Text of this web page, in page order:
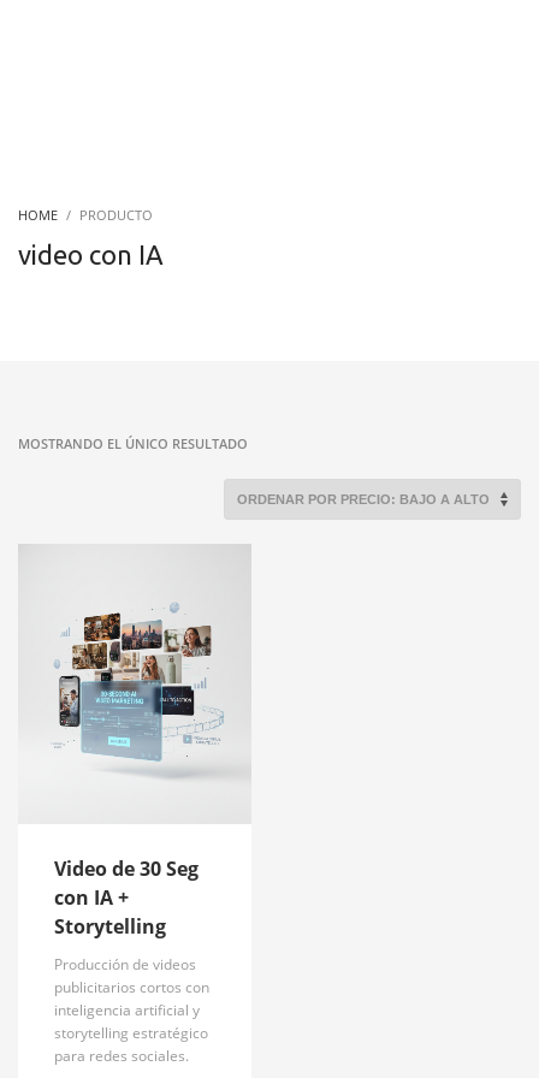
HOME PRODUCTO
video con IA
MOSTRANDO EL ÚNICO RESULTADO
Video de 30 Seg
con IA +
Storytelling
Producción de videos
publicitarios cortos con
inteligencia artificial y
storytelling estratégico
para redes sociales.